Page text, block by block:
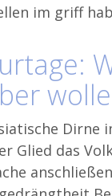
im griff
Glied das